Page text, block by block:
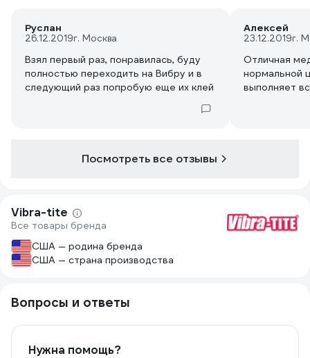
Руслан
26.12.2019г. Москва
Взял первый раз, понравилась, буду
полностью переходить на Вибру и в
следующий раз попробую еще их клей
Алексей
23.12.2019г.
Отличная
нормальной
выполняет
Посмотреть все отзывы
Vibra-tite
Все товары бренда
США — родина бренда
США — страна производства
Вопросы и ответы
Нужна помощь?